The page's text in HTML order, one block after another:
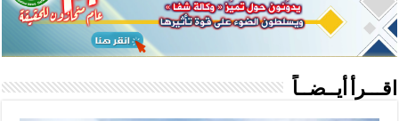
اقـــرأ أيــضــاً